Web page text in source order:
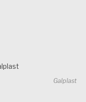
Galplast